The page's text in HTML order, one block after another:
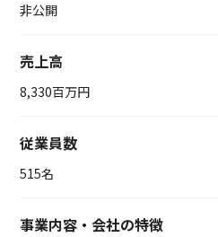
非公開
売上高
8,330百万円
従業員数
515名
事業内容・会社の特徴